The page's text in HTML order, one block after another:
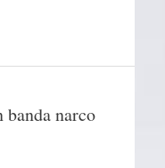
banda narco